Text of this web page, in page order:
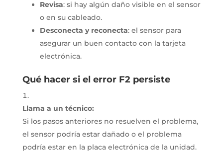
Revisa: si hay algún daño visible en el sensor
o en su cableado.
Desconecta y reconecta: el sensor para
asegurar un buen contacto con la tarjeta
electrónica.
Qué hacer si el error F2 persiste
Llama a un técnico:
Si los pasos anteriores no resuelven el problema,
el sensor podría estar dañado o el problema
podría estar en la placa electrónica de la unidad.